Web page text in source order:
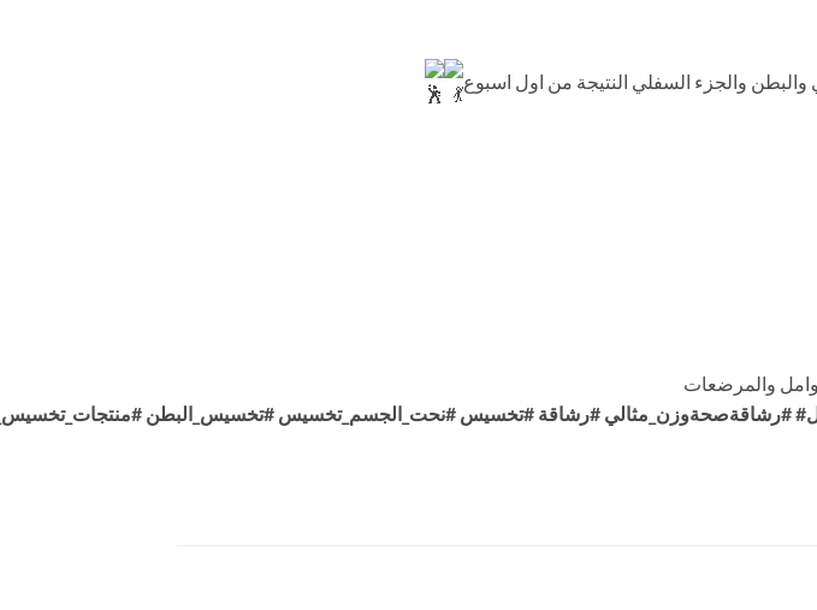
والجزء السفلي النتيجة من اول اسبوع
والمرضعات
#رشاقةصحةوزن_مثالي #رشاقة #تخسيس #نحت_الجسم_تخسيس #تخسيس_البطن